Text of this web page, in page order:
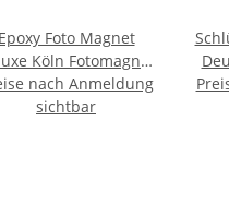
Epoxy Foto Magnet
Köln Fotomagnet
Cologne am Rhein
Deutschland
nach Anmeldung
sichtbar